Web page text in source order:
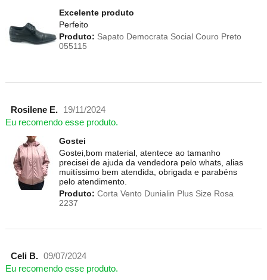
Excelente produto
Perfeito
Produto: Sapato Democrata Social Couro Preto
055115
Rosilene E.
19/11/2024
Eu recomendo esse produto.
Gostei
Gostei,bom material, atentece ao tamanho
precisei de ajuda da vendedora pelo whats, alias
muitíssimo bem atendida, obrigada e parabéns
pelo atendimento.
Produto: Corta Vento Dunialin Plus Size Rosa
2237
Celi B. 09/07/2024
Eu recomendo esse produto.